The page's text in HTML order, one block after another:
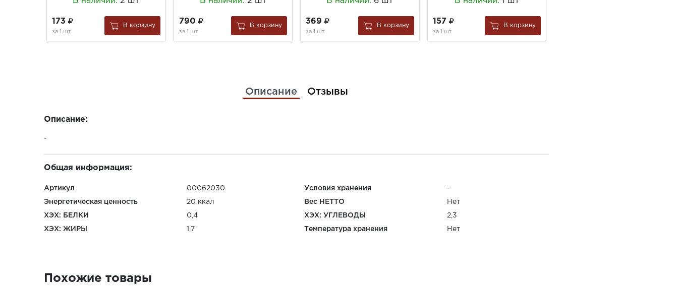
173
за 1 шт
В корзину
790
за 1 шт
В корзину
369
за 1 шт
В корзину
157
за 1 шт
В корзину
Описание Отзывы
Описание:
-
Общая информация:
Артикул 00062030 Условия хранения -
Энергетическая ценность 20 ккал Вес НЕТТО Нет
ХЭХ: БЕЛКИ 0,4 ХЭХ: УГЛЕВОДЫ 2,3
ХЭХ: ЖИРЫ 1,7 Температура хранения Нет
Похожие товары